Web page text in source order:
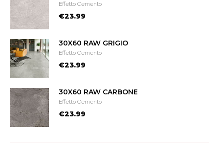
Effetto Cemento
€23.99
30X60 RAW GRIGIO
Effetto Cemento
€23.99
30X60 RAW CARBONE
Effetto Cemento
€23.99